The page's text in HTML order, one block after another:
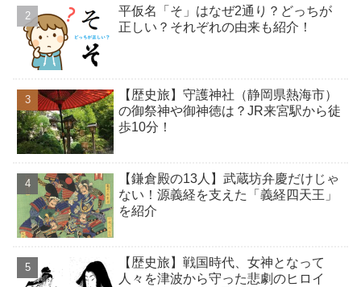
平仮名「そ」はなぜ2通り？どっちが
正しい？それぞれの由来も紹介！
【歴史旅】守護神社（静岡県熱海市）
の御祭神や御神徳は？JR来宮駅から徒
歩10分！
【鎌倉殿の13人】武蔵坊弁慶だけじゃ
ない！源義経を支えた「義経四天王」
を紹介
【歴史旅】戦国時代、女神となって
人々を津波から守った悲劇のヒロイ